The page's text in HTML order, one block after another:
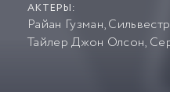
АКТЕРЫ:
Райан Гузман,
Тайлер Джон Олсон,